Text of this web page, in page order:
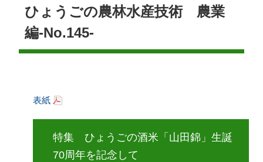
ひょうごの農林水産技術 農業
編-No.145-
表紙
特集 ひょうごの酒米「山田錦」生誕
70周年を記念して